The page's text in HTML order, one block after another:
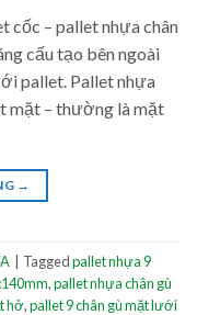
cốc – pallet nhựa chân
cấu tạo bên ngoài
pallet. Pallet nhựa
mặt – thường là mặt
→
Taggedpallet nhựa 9
,pallet nhựa chân gù
hở,pallet 9 chân gù mặt lưới